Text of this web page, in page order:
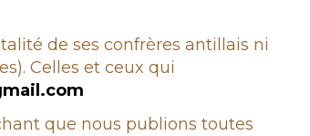
de ses confrères antillais ni
Celles et ceux qui
que nous publions toutes